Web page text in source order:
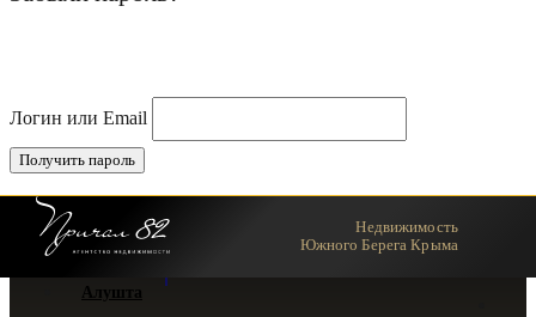
Логин или Email
Ялта
Алушта
Недвижимость
Южного Берега Крыма